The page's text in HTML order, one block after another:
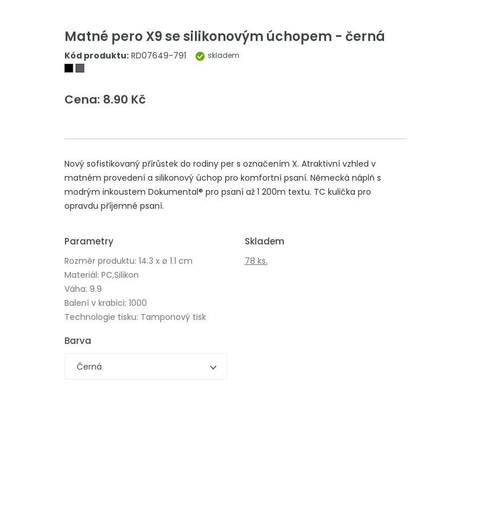
Matné pero X9 se silikonovým úchopem - černá
Kód produktu: RD07649-791 skladem
Cena: 8.90 Kč
Nový sofistikovaný přírůstek do rodiny per s označením X. Atraktivní vzhled v
matném provedení a silikonový úchop pro komfortní psaní. Německá náplň s
modrým inkoustem Dokumental® pro psaní až 1 200m textu. TC kulička pro
opravdu příjemné psaní.
Parametry
Rozměr produktu: 14.3 x ø 1.1 cm
Materiál: PC,Silikon
Váha: 9.9
Balení v krabici: 1000
Technologie tisku: Tamponový tisk
Skladem
78 ks.
Barva
Černá